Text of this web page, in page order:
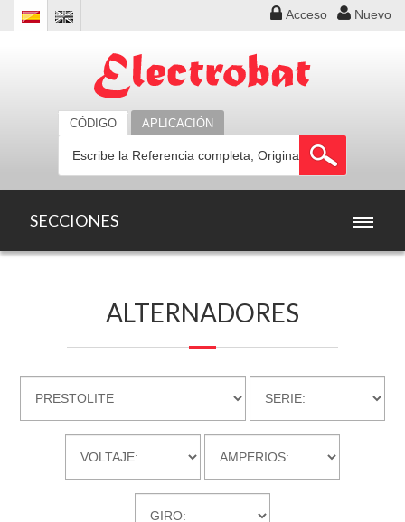
Acceso Nuevo
CÓDIGO APLICACIÓN
SECCIONES
OFERTAS
DESCARGAS
EMPRESA
ALTERNADORES